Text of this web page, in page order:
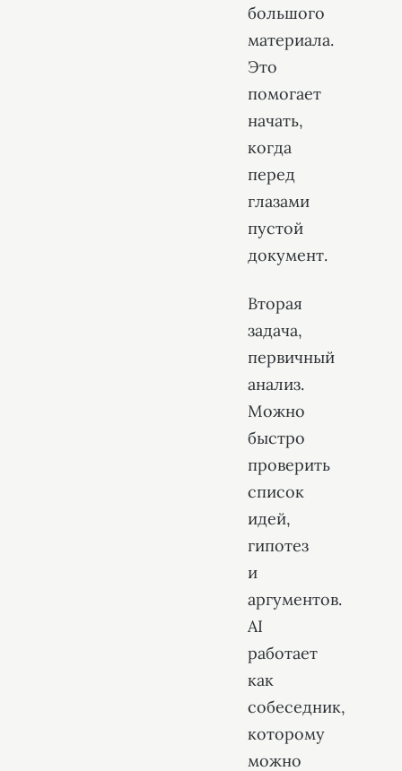
большого
материала.
Это
помогает
начать,
когда
перед
глазами
пустой
документ.
Вторая
задача,
первичный
анализ.
Можно
быстро
проверить
список
идей,
гипотез
и
аргументов.
AI
работает
как
собеседник,
которому
можно